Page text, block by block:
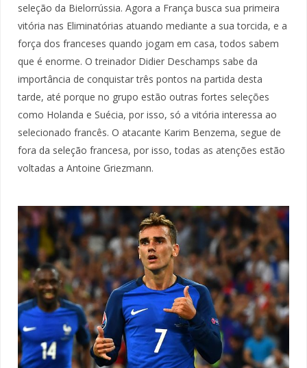
seleção da Bielorrússia. Agora a França busca sua primeira
vitória nas Eliminatórias atuando mediante a sua torcida, e a
força dos franceses quando jogam em casa, todos sabem
que é enorme. O treinador Didier Deschamps sabe da
importância de conquistar três pontos na partida desta
tarde, até porque no grupo estão outras fortes seleções
como Holanda e Suécia, por isso, só a vitória interessa ao
selecionado francês. O atacante Karim Benzema, segue de
fora da seleção francesa, por isso, todas as atenções estão
voltadas a Antoine Griezmann.